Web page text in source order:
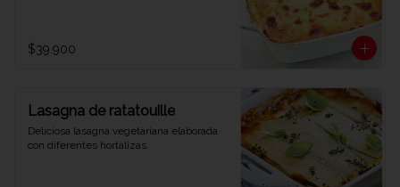
$39.900
Lasagna de ratatouille
Deliciosa lasagna vegetariana elaborada
con diferentes hortalizas.